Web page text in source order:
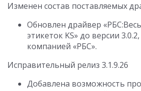
Изменен состав поставляемых
Обновлен драйвер
этикеток KS» до версии
компанией «РБС».
Исправительный релиз 3.1.9.26
Добавлена возможность